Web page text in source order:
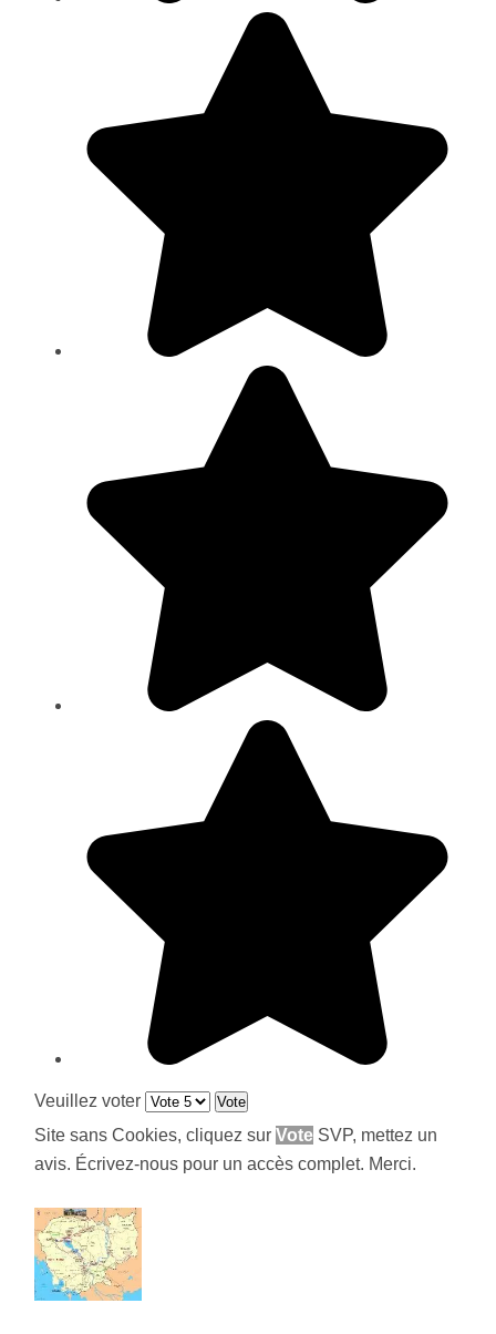
Veuillez voter
Site sans Cookies, cliquez surVote SVP, mettez un
avis. Écrivez-nous pour un accès complet. Merci.